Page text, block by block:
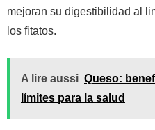
mejoran su digestibilidad al
los fitatos.
A lire aussi Queso:
límites para la salud